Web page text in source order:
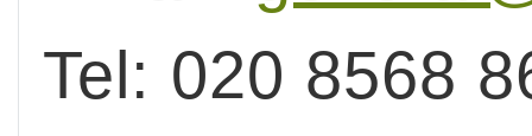
Tel: 020 8568